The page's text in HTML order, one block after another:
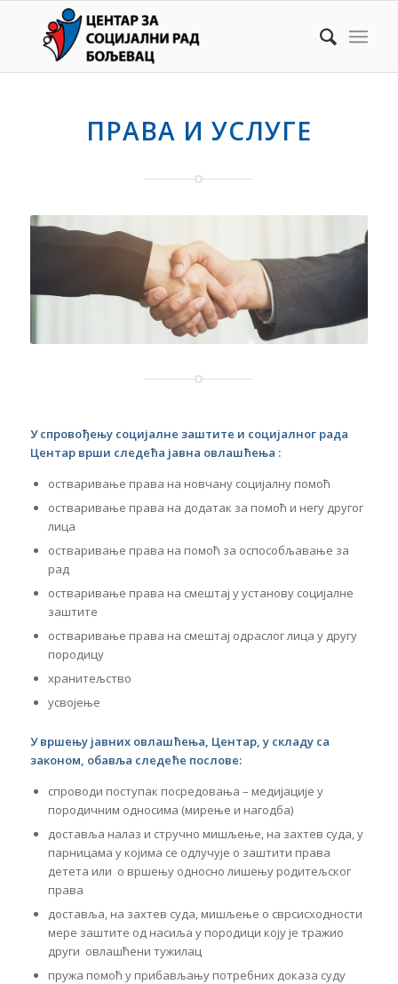
ПРАВА И УСЛУГЕ
У спровођењу социјалне заштите и социјалног рада
Центар врши следећа јавна овлашћења :
остваривање права на новчану социјалну помоћ
остваривање права на додатак за помоћ и негу другог
лица
остваривање права на помоћ за оспособљавање за
рад
остваривање права на смештај у установу социјалне
заштите
остваривање права на смештај одраслог лица у другу
породицу
хранитељство
усвојење
У вршењу јавних овлашћења, Центар, у складу са
законом, обавља следеће послове:
спроводи поступак посредовања – медијације у
породичним односима (мирење и нагодба)
доставља налаз и стручно мишљење, на захтев суда, у
парницама у којима се одлучује о заштити права
детета или о вршењу односно лишењу родитељског
права
доставља, на захтев суда, мишљење о сврсисходности
мере заштите од насиља у породици коју је тражио
други овлашћени тужилац
пружа помоћ у прибављању потребних доказа суду